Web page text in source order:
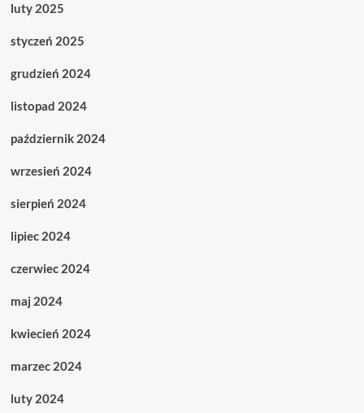
luty 2025
styczeń 2025
grudzień 2024
listopad 2024
październik 2024
wrzesień 2024
sierpień 2024
lipiec 2024
czerwiec 2024
maj 2024
kwiecień 2024
marzec 2024
luty 2024